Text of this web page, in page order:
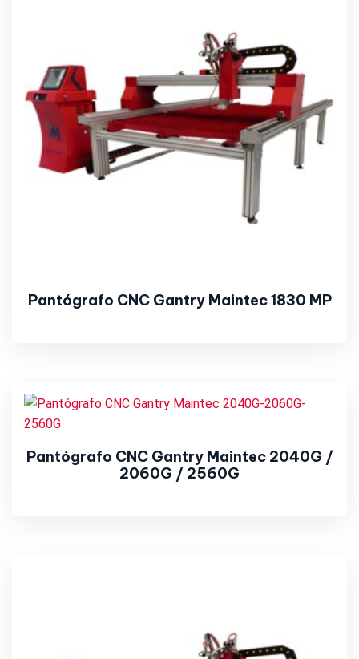
Pantógrafo CNC Gantry Maintec 1830 MP
Pantógrafo CNC Gantry Maintec 2040G /
2060G / 2560G